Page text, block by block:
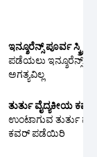
ಇನ್ಶೂರೆನ್ಸ್ ಪೂರ್ವ
ಪಡೆಯಲು ಇನ್ಶೂರೆನ್ಸ್
ಅಗತ್ಯವಿಲ್ಲ
ತುರ್ತು ವೈದ್ಯಕೀಯ
ಉಂಟಾಗುವ ತುರ್ತು
ಕವರ್ ಪಡೆಯಿರಿ